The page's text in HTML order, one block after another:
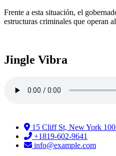
Frente a esta situación, el
estructuras criminales que operan
Jingle Vibra
15 Cliff St, New York
+1819-602-9641
info@example.com